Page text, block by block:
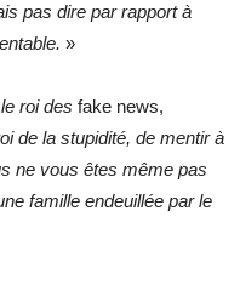
pas dire par rapport à
»
roi des fake news,
de la stupidité, de mentir à
ne vous êtes même pas
famille endeuillée par le